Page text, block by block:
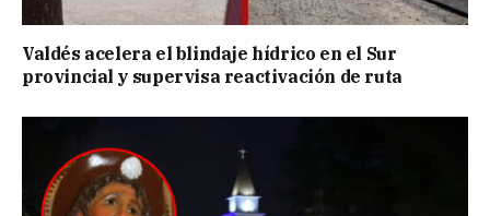
Valdés acelera el blindaje hídrico en el Sur
provincial y supervisa reactivación de ruta